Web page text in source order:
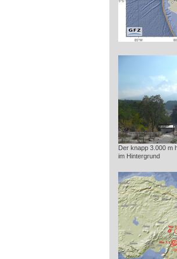
Der knapp 3.000 m
im Hintergrund